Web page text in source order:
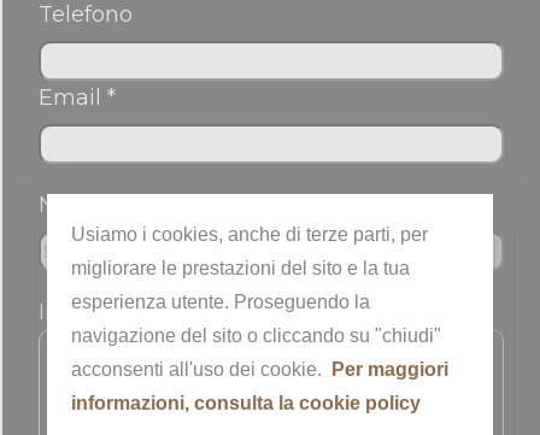
Telefono
Email *
Nickname
Informazioni sull'immagine
Autore
Usiamo i cookies, anche di terze parti, per
migliorare le prestazioni del sito e la tua
esperienza utente. Proseguendo la
navigazione del sito o cliccando su "chiudi"
acconsenti all'uso dei cookie.
Per maggiori
informazioni, consulta la cookie policy